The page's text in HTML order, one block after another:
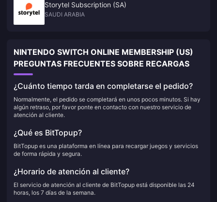
Storytel Subscription (SA)
SAUDI ARABIA
NINTENDO SWITCH ONLINE MEMBERSHIP (US)
PREGUNTAS FRECUENTES SOBRE RECARGAS
¿Cuánto tiempo tarda en completarse el pedido?
Normalmente, el pedido se completará en unos pocos minutos. Si hay
algún retraso, por favor ponte en contacto con nuestro servicio de
atención al cliente.
¿Qué es BitTopup?
BitTopup es una plataforma en línea para recargar juegos y servicios
de forma rápida y segura.
¿Horario de atención al cliente?
El servicio de atención al cliente de BitTopup está disponible las 24
horas, los 7 días de la semana.